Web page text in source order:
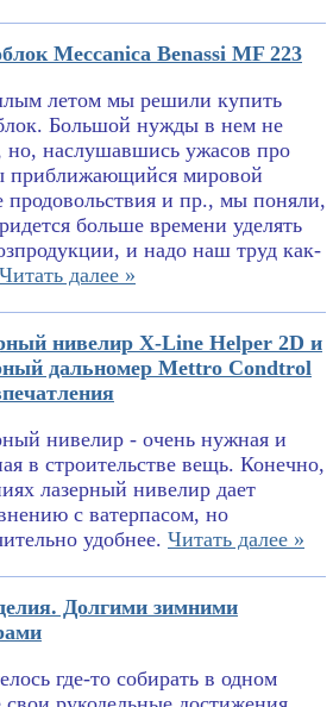
Meccanica Benassi MF 223
летом мы решили купить
Большой нужды в нем не
но, наслушавшись ужасов про
приближающийся мировой
продовольствия и пр., мы поняли,
больше времени уделять
и надо наш труд как-
Читать далее »
нивелир X-Line Helper 2D и
дальномер Mettro Condtrol
нивелир - очень нужная и
в строительстве вещь. Конечно,
лазерный нивелир дает
с ватерпасом, но
удобнее. Читать далее »
Долгими зимними
где-то собирать в одном